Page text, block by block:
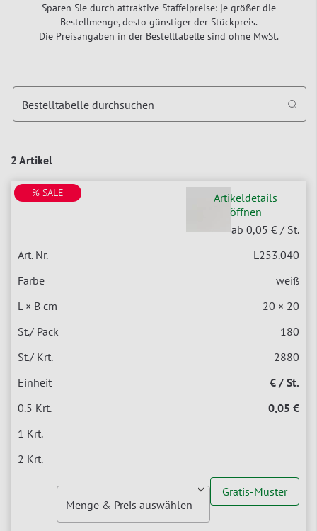
Sparen Sie durch attraktive Staffelpreise: je größer die
Bestellmenge, desto günstiger der Stückpreis.
Die Preisangaben in der Bestelltabelle sind ohne MwSt.
2 Artikel
Bestelltabelle durchsuchen
% SALE
Artikeldetails
öffnen
ab 0,05 € / St.
L253.040
weiß
20 × 20
180
2880
€ / St.
0,05 €
Gratis-Muster